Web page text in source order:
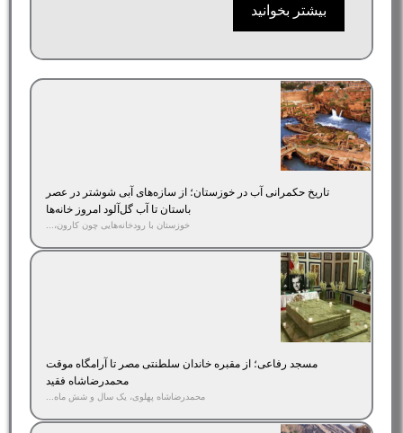
بیشتر بخوانید
تاریخ حکمرانی آب در خوزستان؛ از سازه‌های آبی شوشتر در عصر
باستان تا آب گل‌آلود امروز خانه‌ها
خوزستان با رودخانه‌هایی چون کارون،...
مسجد رفاعی؛ از مقبره خاندان سلطنتی مصر تا آرامگاه موقت
محمدرضاشاه فقید
محمدرضاشاه پهلوی، یک سال و شش ماه...